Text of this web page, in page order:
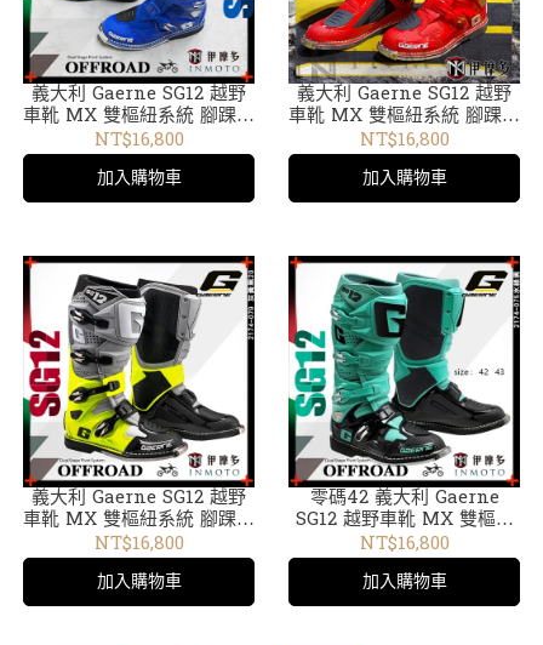
義大利 Gaerne SG12 越野
車靴 MX 雙樞紐系統 腳踝防
護 2174-088藍20
NT$16,800
加入購物車
義大利 Gaerne SG12 越野
車靴 MX 雙樞紐系統 腳踝防
護 2174-085 亮紅
NT$16,800
加入購物車
義大利 Gaerne SG12 越野
車靴 MX 雙樞紐系統 腳踝防
護 2174-079 灰黃黑20
NT$16,800
加入購物車
零碼42 義大利 Gaerne
SG12 越野車靴 MX 雙樞紐
系統 腳踝防護 限量配色
2174-075水綠黑
NT$16,800
加入購物車